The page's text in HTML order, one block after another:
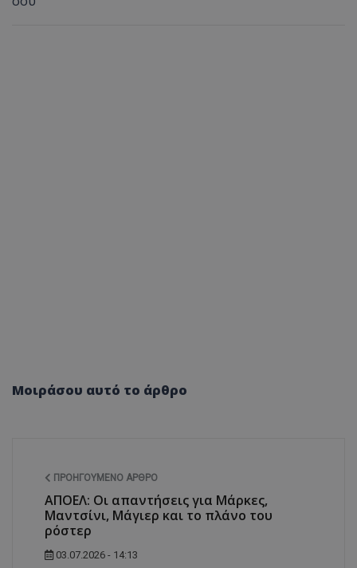
Μοιράσου αυτό το άρθρο
ΠΡΟΗΓΟΎΜΕΝΟ ΆΡΘΡΟ
ΑΠΟΕΛ: Οι απαντήσεις για Μάρκες,
Μαντσίνι, Μάγιερ και το πλάνο του
ρόστερ
03.07.2026 - 14:13